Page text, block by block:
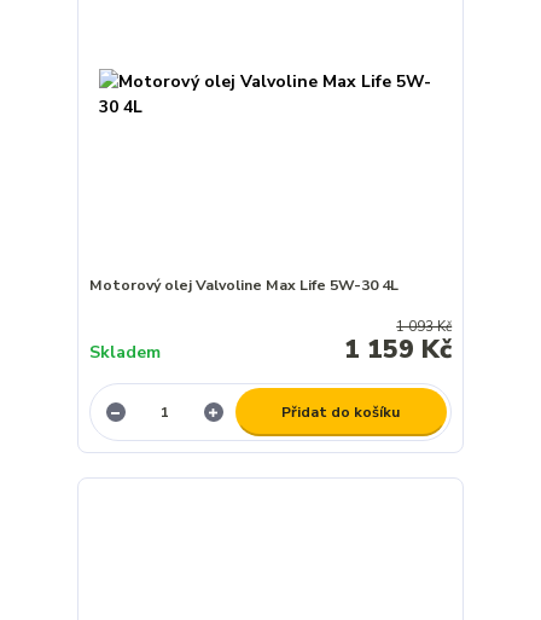
Motorový olej Valvoline Max Life 5W-30 4L
1 093 Kč
1 159 Kč
Skladem
Přidat do košíku